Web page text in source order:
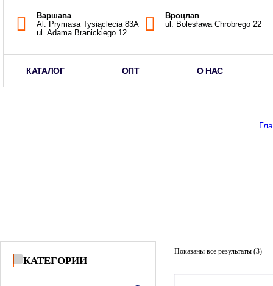
Варшава
Al. Prymasa Tysiąclecia 83A
ul. Adama Branickiego 12
Вроцлав
ul. Bolesława Chrobrego 22
КАТАЛОГ ОПТ О НАС
КАТЕГОРИИ
Показаны все результаты (3)